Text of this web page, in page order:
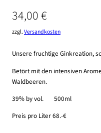
34,00€
zzgl.Versandkosten
Unsere fruchtige Ginkreation,
Betört mit den intensiven
Waldbeeren.
39% by vol. 500ml
Preis pro Liter 68.-€